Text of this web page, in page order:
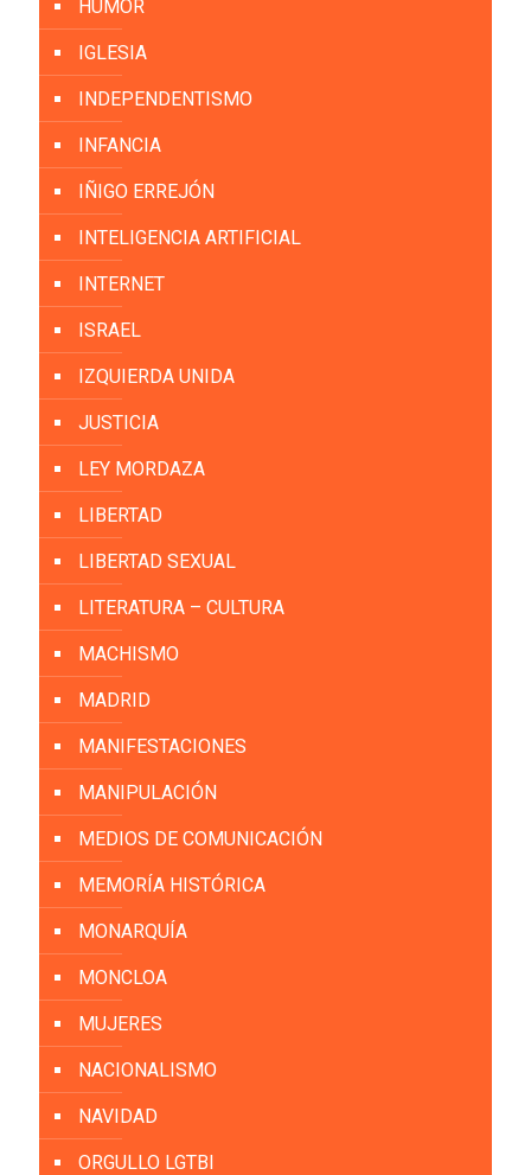
HUMOR
IGLESIA
INDEPENDENTISMO
INFANCIA
IÑIGO ERREJÓN
INTELIGENCIA ARTIFICIAL
INTERNET
ISRAEL
IZQUIERDA UNIDA
JUSTICIA
LEY MORDAZA
LIBERTAD
LIBERTAD SEXUAL
LITERATURA – CULTURA
MACHISMO
MADRID
MANIFESTACIONES
MANIPULACIÓN
MEDIOS DE COMUNICACIÓN
MEMORÍA HISTÓRICA
MONARQUÍA
MONCLOA
MUJERES
NACIONALISMO
NAVIDAD
ORGULLO LGTBI